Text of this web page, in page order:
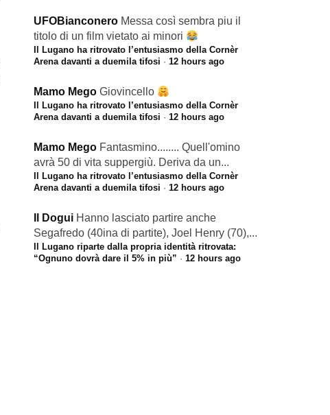
UFOBianconero Messa così sembra piu il
titolo di un film vietato ai minori
Il Lugano ha ritrovato l’entusiasmo della Cornèr
Arena davanti a duemila tifosi · 12 hours ago
Mamo Mego Giovincello
Il Lugano ha ritrovato l’entusiasmo della Cornèr
Arena davanti a duemila tifosi · 12 hours ago
Mamo Mego Fantasmino........ Quell'omino
avrà 50 di vita suppergiù. Deriva da un...
Il Lugano ha ritrovato l’entusiasmo della Cornèr
Arena davanti a duemila tifosi · 12 hours ago
Il Dogui Hanno lasciato partire anche
Segafredo (40ina di partite), Joel Henry (70),...
Il Lugano riparte dalla propria identità ritrovata:
“Ognuno dovrà dare il 5% in più” · 12 hours ago